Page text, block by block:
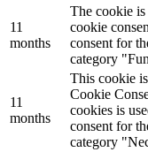
11
months
The cookie
cookie
consent for
category
11
months
This cookie
Cookie
cookies is
consent for
category